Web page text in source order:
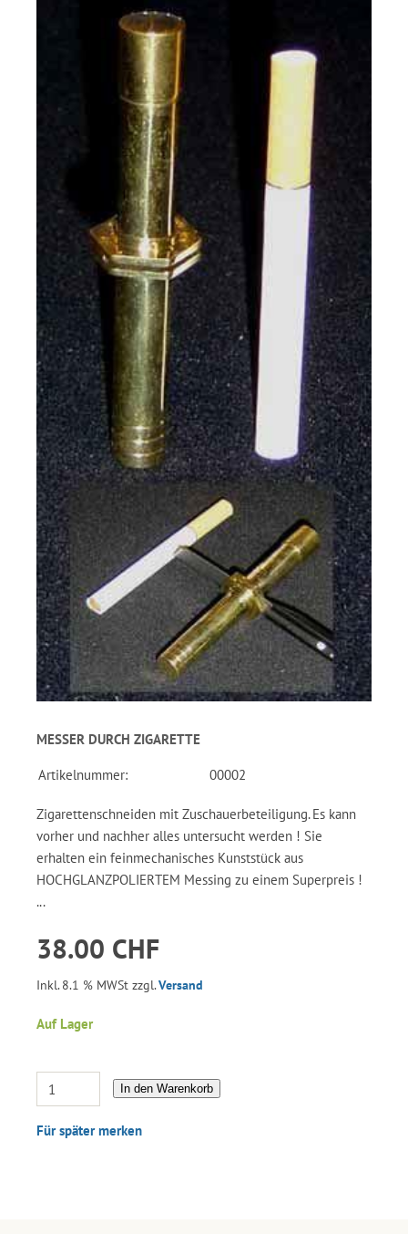
MESSER DURCH ZIGARETTE
Artikelnummer: 00002
Zigarettenschneiden mit Zuschauerbeteiligung. Es kann
vorher und nachher alles untersucht werden ! Sie
erhalten ein feinmechanisches Kunststück aus
HOCHGLANZPOLIERTEM Messing zu einem Superpreis !
...
38.00 CHF
Inkl. 8.1 % MWSt zzgl.Versand
Auf Lager
In den Warenkorb
Für später merken